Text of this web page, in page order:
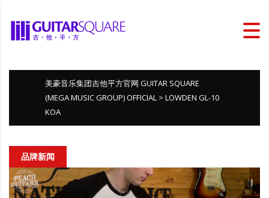
美豪音乐集团吉他平方官网 GUITAR SQUARE
(MEGA MUSIC GROUP) OFFICIAL > LOWDEN GL-10
KOA
品牌新闻